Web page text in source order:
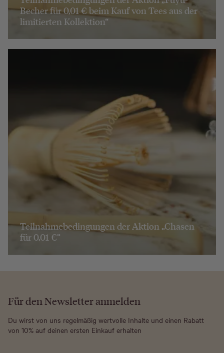
Becher für 0,01 € beim Kauf von Tees aus der
limitierten Kollektion“
Teilnahmebedingungen der Aktion „Chasen
für 0,01 €”
Für den Newsletter anmelden
Du wirst von uns regelmäßig wertvolle Inhalte und einen Rabatt
von 10% auf deinen ersten Einkauf erhalten